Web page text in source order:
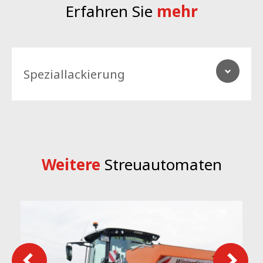
Erfahren Sie mehr
Speziallackierung
Weitere Streuautomaten